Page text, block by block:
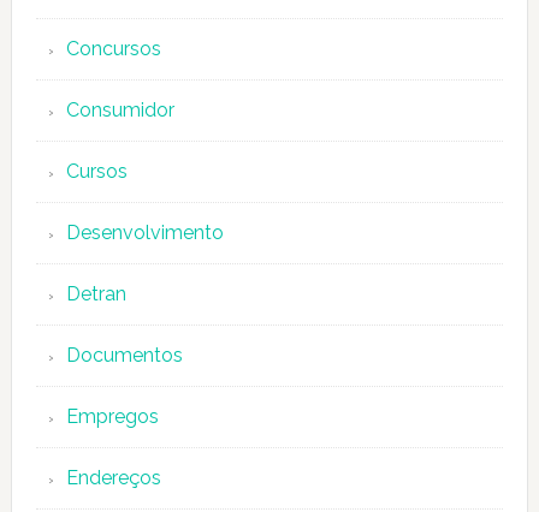
Concursos
Consumidor
Cursos
Desenvolvimento
Detran
Documentos
Empregos
Endereços